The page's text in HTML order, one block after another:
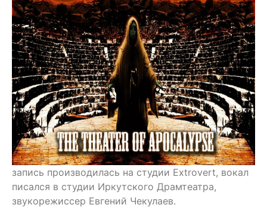
запись производилась на студии Extrovert, вокал
писался в студии Иркутского Драмтеатра,
звукорежиссер Евгений Чекулаев.